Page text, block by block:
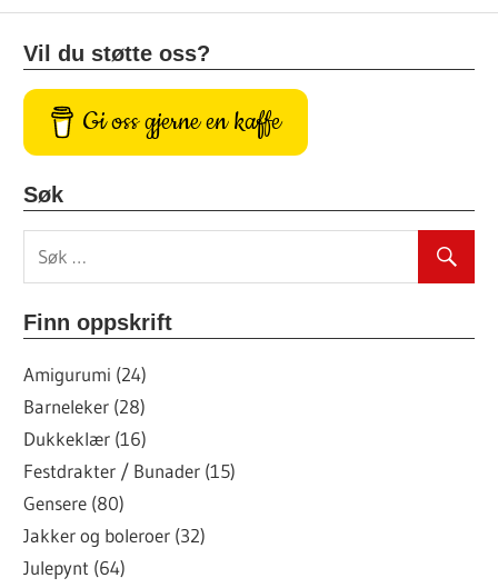
Vil du støtte oss?
Gi oss gjerne en kaffe
Søk
Finn oppskrift
Amigurumi (24)
Barneleker (28)
Dukkeklær (16)
Festdrakter / Bunader (15)
Gensere (80)
Jakker og boleroer (32)
Julepynt (64)